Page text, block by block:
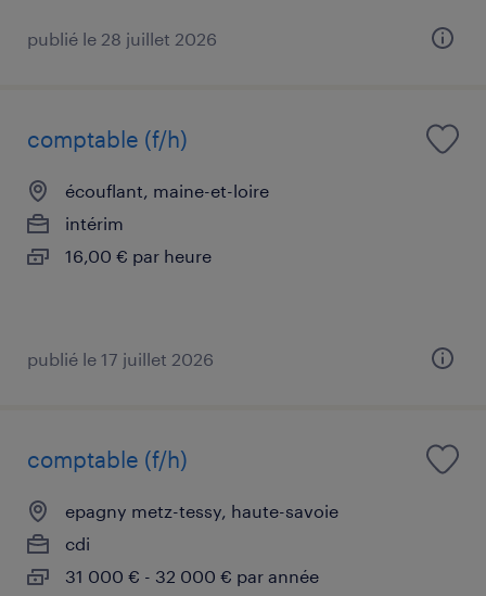
publié le 28 juillet 2026
comptable (f/h)
écouflant, maine-et-loire
intérim
16,00 € par heure
publié le 17 juillet 2026
comptable (f/h)
epagny metz-tessy, haute-savoie
cdi
31 000 € - 32 000 € par année